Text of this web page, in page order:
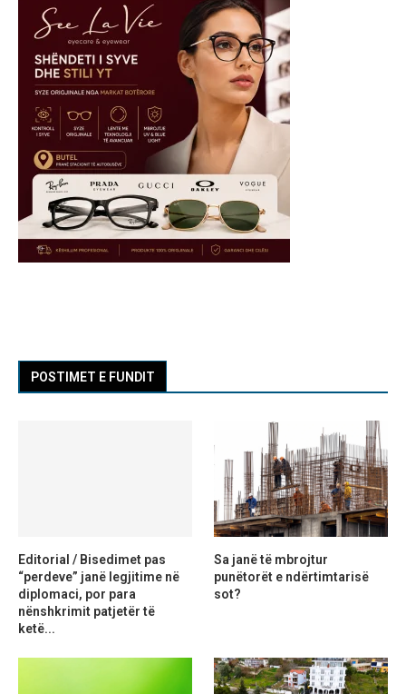
POSTIMET E FUNDIT
Editorial / Bisedimet pas
“perdeve” janë legjitime në
diplomaci, por para
nënshkrimit patjetër të
ketë...
Sa janë të mbrojtur
punëtorët e ndërtimtarisë
sot?